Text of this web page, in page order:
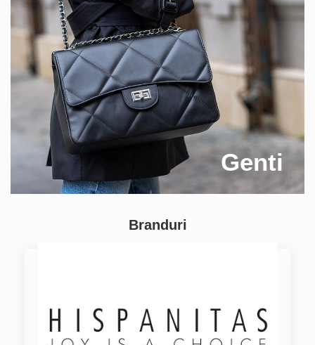
Genti
Branduri